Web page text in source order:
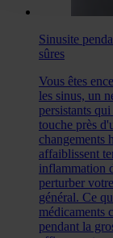
Sinusite
sûres
Vous êtes
les sinus, un
persistants
touche près
changements
affaiblissent
inflammation
perturber
général. Ce
médicaments
pendant la